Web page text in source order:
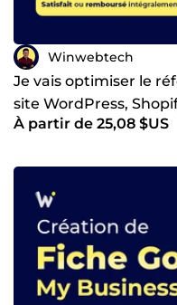
projet que si je suis
la valeur Je travaille
selon les besoins de
bonnes compétences au bon
différencie vraiment ? Je
et le business. Je ne
comprendre comment il
avez un projet en tête ?
Winwebtech
Je vais optimiser le
site WordPress,
À partir de 25,08 $US